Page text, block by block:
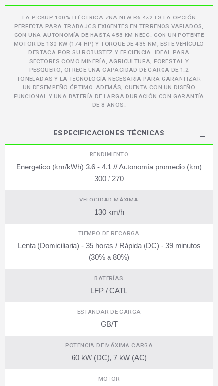
LA PICKUP 100% ELÉCTRICA ZNA NEW R6 4×2 ES LA OPCIÓN
PERFECTA PARA TRABAJOS EXIGENTES EN TERRENOS VARIADOS,
CON UNA AUTONOMÍA DE HASTA 453 KM NEDC. CON UN POTENTE
MOTOR DE 130 KW (174 HP) Y TORQUE DE 435 NM, ESTE VEHÍCULO
DESTACA POR SU ROBUSTEZ Y EFICIENCIA. IDEAL PARA
SECTORES COMO MINERÍA, AGRICULTURA, FORESTAL Y
PESQUERO, OFRECE UNA CAPACIDAD DE CARGA DE 1.2
TONELADAS Y LA TECNOLOGÍA NECESARIA PARA GARANTIZAR
UN DESEMPEÑO ÓPTIMO. ADEMÁS, CUENTA CON UN DISEÑO
FUNCIONAL Y UNA BATERÍA DE LARGA DURACIÓN CON GARANTÍA
DE 8 AÑOS.
ESPECIFICACIONES TÉCNICAS
RENDIMIENTO
Energetico (km/kWh) 3.6 - 4.1 // Autonomía promedio (km)
300 / 270
VELOCIDAD MÁXIMA
130 km/h
TIEMPO DE RECARGA
Lenta (Domiciliaria) - 35 horas / Rápida (DC) - 39 minutos
(30% a 80%)
BATERÍAS
LFP / CATL
ESTANDAR DE CARGA
GB/T
POTENCIA DE MÁXIMA CARGA
60 kW (DC), 7 kW (AC)
MOTOR